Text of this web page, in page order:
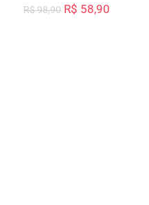
R$98,90 R$ 58,90